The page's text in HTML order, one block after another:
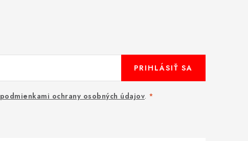
podmienkami ochrany osobných údajov.
PRIHLÁSIŤ SA